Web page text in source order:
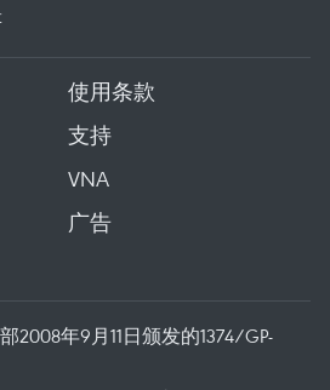
使用条款
支持
VNA
广告
2008年9月11日颁发的1374/GP-